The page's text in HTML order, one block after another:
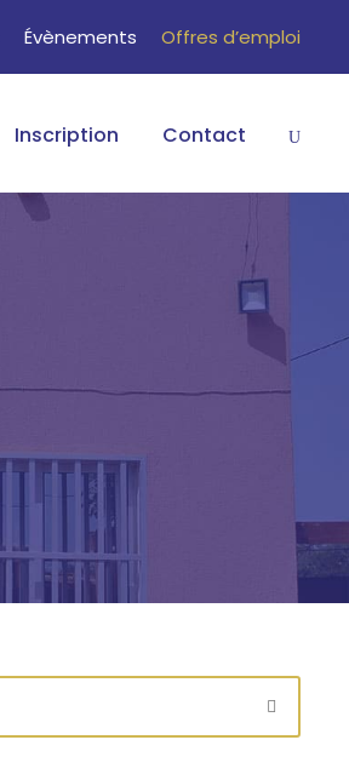
Évènements Offres d’emploi
Inscription Contact